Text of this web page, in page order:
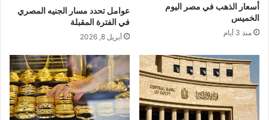
أسعار الذهب في مصر اليوم
الخميس
منذ 3 أيام
عوامل تحدد مسار الجنيه المصري
في الفترة المقبلة
أبريل 8, 2026